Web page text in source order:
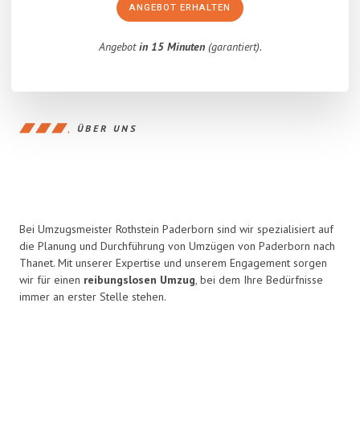
ANGEBOT ERHALTEN
Angebotin 15 Minuten(garantiert).
ÜBER UNS
Bei Umzugsmeister Rothstein Paderborn sind wir spezialisiert auf
die Planung und Durchführung von Umzügen von Paderborn nach
Thanet. Mit unserer Expertise und unserem Engagement sorgen
wir für einen reibungslosen Umzug, bei dem Ihre Bedürfnisse
immer an erster Stelle stehen.